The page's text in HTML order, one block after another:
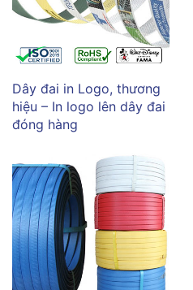
Dây đai in Logo, thương
hiệu – In logo lên dây đai
đóng hàng